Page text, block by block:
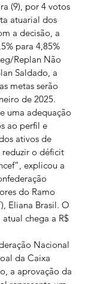
(9), por 4 votos
atuarial dos
a decisão, a
para 4,85%
Replan Não
Saldado, a
metas serão
de 2025.
uma adequação
ao perfil e
ativos de
reduzir o déficit
explicou a
do Ramo
Eliana Brasil. O
chega a R$
Nacional
da Caixa
a aprovação da